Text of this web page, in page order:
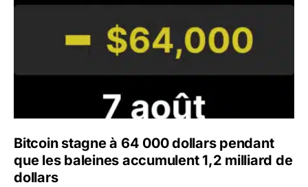
Bitcoin stagne à 64 000 dollars pendant
que les baleines accumulent 1,2 milliard de
dollars